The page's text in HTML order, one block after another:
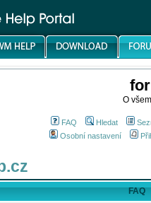
O
FAQ Hledat
Osobní nastavení
FAQ